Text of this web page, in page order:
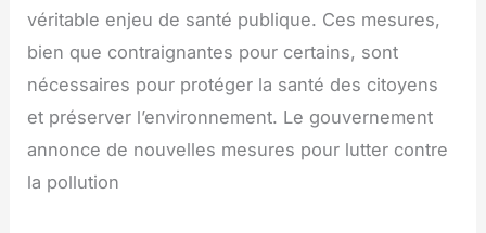
véritable enjeu de santé publique. Ces mesures,
bien que contraignantes pour certains, sont
nécessaires pour protéger la santé des citoyens
et préserver l’environnement. Le gouvernement
annonce de nouvelles mesures pour lutter contre
la pollution